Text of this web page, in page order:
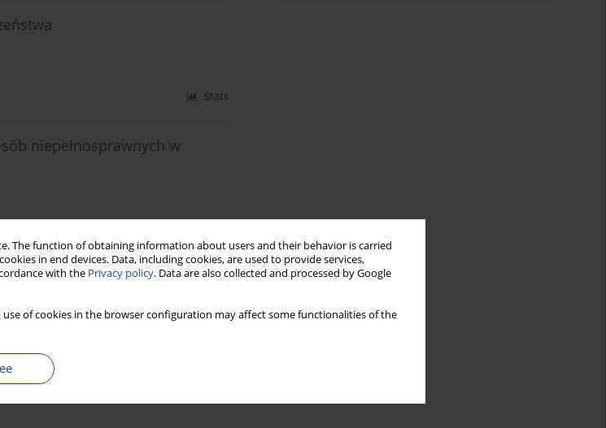
The function of obtaining information about users and their behavior is carried
in end devices. Data, including cookies, are used to provide services,
with the Privacy policy. Data are also collected and processed by Google
of cookies in the browser configuration may affect some functionalities of the
Stats
niepełnosprawnych w
zarządzanie zasobami